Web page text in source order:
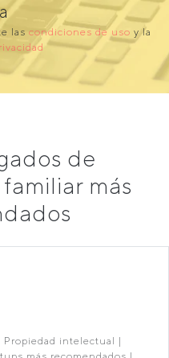
las condiciones de uso y la
de
más
Propiedad intelectual |